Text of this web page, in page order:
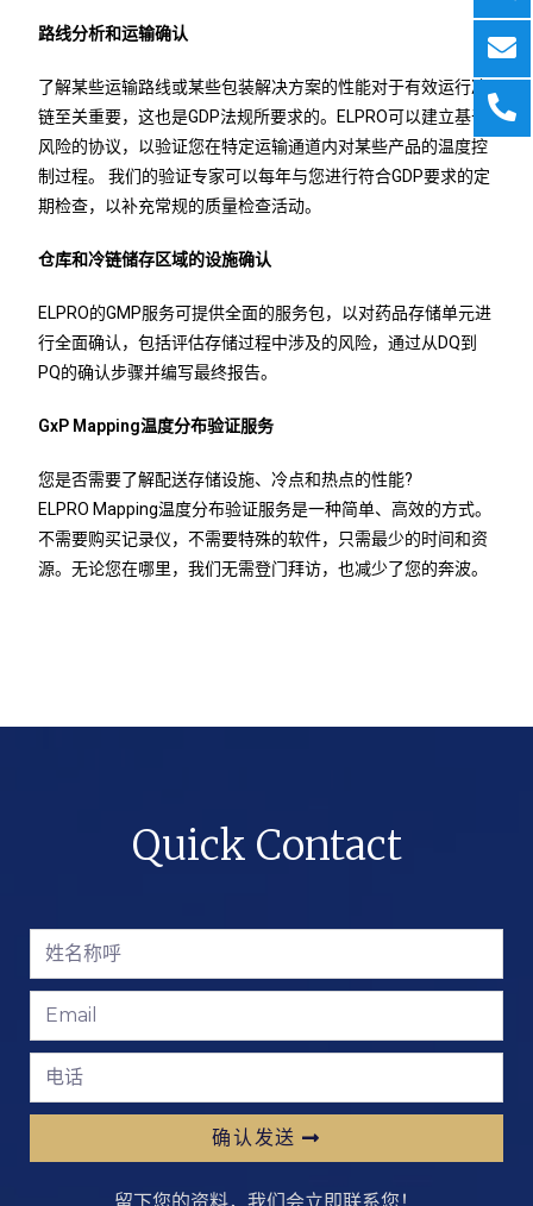
路线分析和运输确认
了解某些运输路线或某些包装解决方案的性能对于有效运行冷
链至关重要，这也是GDP法规所要求的。ELPRO可以建立基于
风险的协议，以验证您在特定运输通道内对某些产品的温度控
制过程。 我们的验证专家可以每年与您进行符合GDP要求的定
期检查，以补充常规的质量检查活动。
仓库和冷链储存区域的设施确认
ELPRO的GMP服务可提供全面的服务包，以对药品存储单元进
行全面确认，包括评估存储过程中涉及的风险，通过从DQ到
PQ的确认步骤并编写最终报告。
GxP Mapping温度分布验证服务
您是否需要了解配送存储设施、冷点和热点的性能?
ELPRO Mapping温度分布验证服务是一种简单、高效的方式。
不需要购买记录仪，不需要特殊的软件，只需最少的时间和资
源。无论您在哪里，我们无需登门拜访，也减少了您的奔波。
Quick Contact
确认发送